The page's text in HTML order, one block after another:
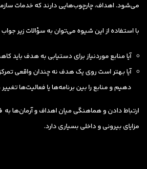
می‌شود. اهداف، چارچوب‌هایی دارند که خدمات
با استفاده از این شیوه می‌توان به سؤالات زیر
آیا منابع موردنیاز برای دستیابی به هدف باید
آیا بهتر است روی یک هدف نه چندان واقعی تمرکز
دهیم و منابع را بین برنامه‌ها یا فعالیت‌ها
ارتباط دادن و هماهنگی میان اهداف و آرمان‌ها به
مزایای بیرونی و داخلی بسیاری دارد.